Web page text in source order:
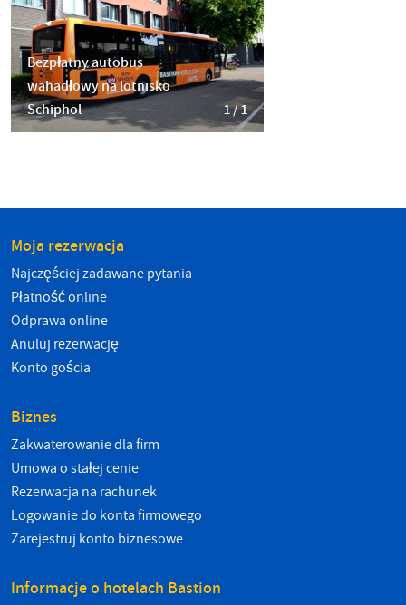
Bezpłatny autobus
wahadłowy na lotnisko
Schiphol
1 / 1
Moja rezerwacja
Najczęściej zadawane pytania
Płatność online
Odprawa online
Anuluj rezerwację
Konto gościa
Biznes
Zakwaterowanie dla firm
Umowa o stałej cenie
Rezerwacja na rachunek
Logowanie do konta firmowego
Zarejestruj konto biznesowe
Informacje o hotelach Bastion